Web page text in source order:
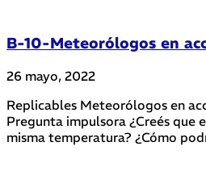
B-10-Meteorólogos en
26 mayo, 2022
Replicables Meteorólogos en
Pregunta impulsora ¿Creés que
misma temperatura? ¿Cómo